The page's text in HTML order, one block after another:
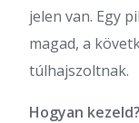
jelen van. Egy
magad, a
túlhajszoltnak.
Hogyan kezeld?